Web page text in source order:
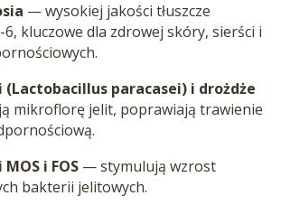
— wysokiej jakości tłuszcze
6, kluczowe dla zdrowej skóry, sierści i
paracasei) i drożdże
mikroflorę jelit, poprawiają trawienie
i FOS — stymulują wzrost
bakterii jelitowych.